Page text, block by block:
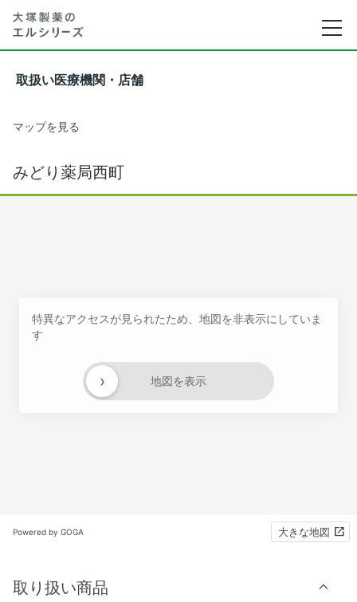
取扱い医療機関・店舗
マップを見る
みどり薬局西町
特異なアクセスが見られたため、地図を非表示にしていま
す
地図を表示
›
Powered by GOGA 大きな地図
取り扱い商品